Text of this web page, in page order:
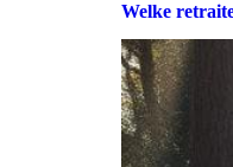
Welke